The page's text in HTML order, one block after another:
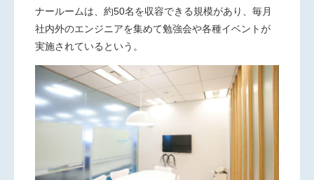
ナールームは、約50名を収容できる規模があり、毎月
社内外のエンジニアを集めて勉強会や各種イベントが
実施されているという。